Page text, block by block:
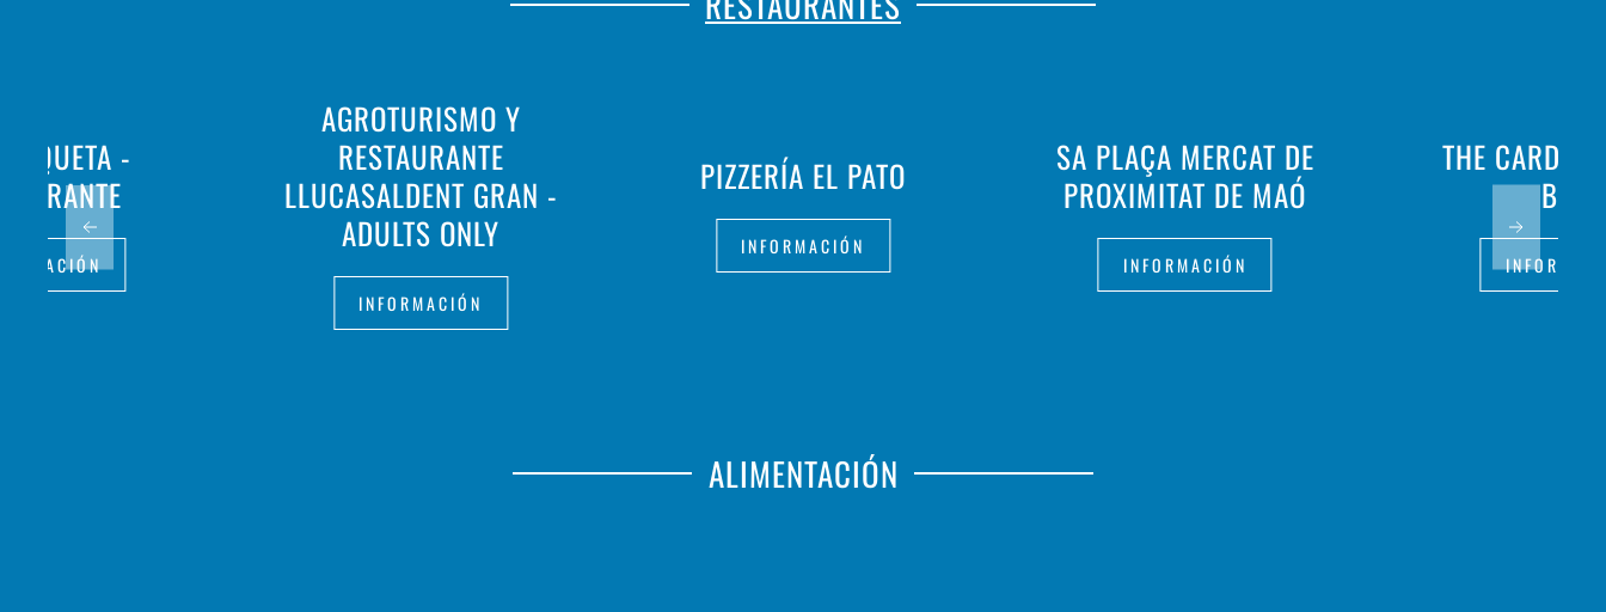
AGROTURISMO Y
RESTAURANTE
LLUCASALDENT GRAN -
ADULTS ONLY
INFORMACIÓN
PIZZERÍA EL PATO
INFORMACIÓN
SA PLAÇA MERCAT DE
PROXIMITAT DE MAÓ
INFORMACIÓN
THE
BOU
-
ALIMENTACIÓN